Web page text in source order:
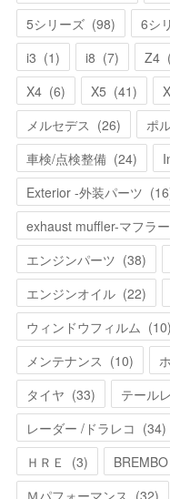
5シリーズ (98) 6シ
i3 (1) i8 (7) Z4 (
X4 (6) X5 (41)
メルセデス (26) ポ
車検/点検整備 (24)
Exterior -外装パーツ (16
exhaust muffler-マフラー
エンジンパーツ (38)
エンジンオイル (22)
ウィンドウフィルム (10)
メンテナンス (10)
タイヤ (33) テール
レーダー /ドラレコ (34)
ＨＲＥ
(3) BREMBO
Ｍパフォーマンス (32)